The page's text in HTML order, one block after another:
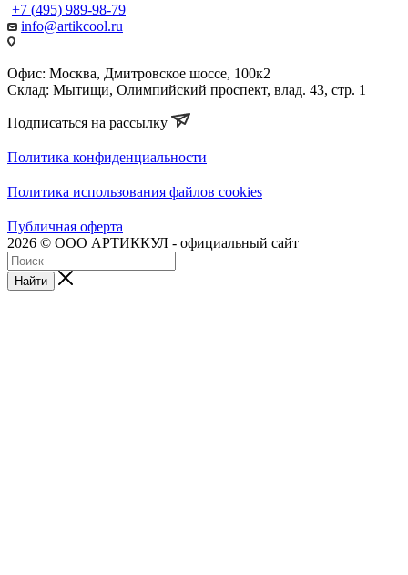
+7 (495) 989-98-79
info@artikcool.ru
Офис: Москва, Дмитровское шоссе, 100к2
Склад: Мытищи, Олимпийский проспект, влад. 43, стр. 1
Подписаться на рассылку
Политика конфиденциальности
Политика использования файлов cookies
Публичная оферта
2026 © ООО АРТИККУЛ - официальный сайт
Найти